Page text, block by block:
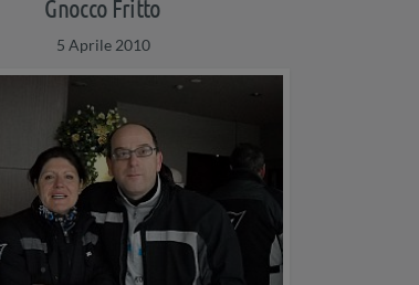
Gnocco Fritto
5 Aprile 2010